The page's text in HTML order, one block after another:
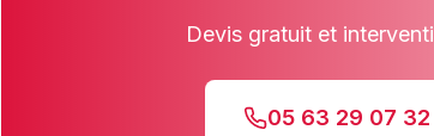
Devis gratuit et
05 63 29 07 32